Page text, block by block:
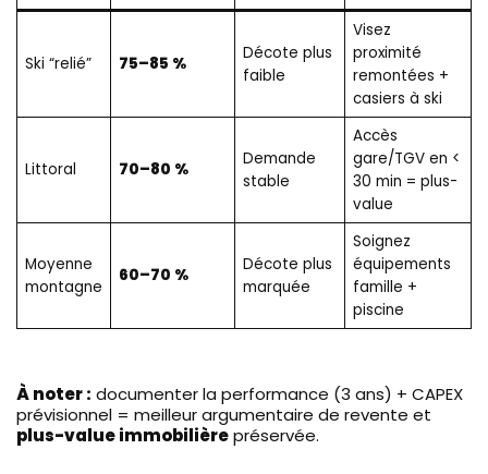
Ski “relié” 75–85 %
Décote plus
faible
Visez
proximité
remontées +
casiers à ski
Littoral 70–80 %
Demande
stable
Accès
gare/TGV en <
30 min = plus-
value
Moyenne
montagne
60–70 %
Décote plus
marquée
Soignez
équipements
famille +
piscine
À noter : documenter la performance (3 ans) + CAPEX
prévisionnel = meilleur argumentaire de revente et
plus-value immobilièrepréservée.